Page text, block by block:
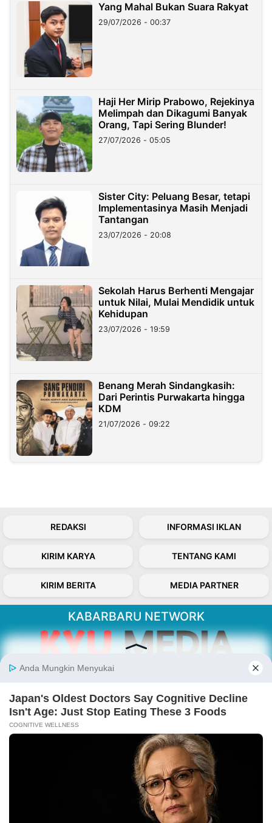
Yang Mahal Bukan Suara Rakyat
29/07/2026 - 00:37
Haji Her Mirip Prabowo, Rejekinya
Melimpah dan Dikagumi Banyak
Orang, Tapi Sering Blunder!
27/07/2026 - 05:05
Sister City: Peluang Besar, tetapi
Implementasinya Masih Menjadi
Tantangan
23/07/2026 - 20:08
Sekolah Harus Berhenti Mengajar
untuk Nilai, Mulai Mendidik untuk
Kehidupan
23/07/2026 - 19:59
Benang Merah Sindangkasih:
Dari Perintis Purwakarta hingga
KDM
21/07/2026 - 09:22
REDAKSI INFORMASI IKLAN
KIRIM KARYA TENTANG KAMI
KIRIM BERITA MEDIA PARTNER
KABARBARU NETWORK
Kabarbaru.co menyajikan berita aktual dan
inspiratif dari sudut pandang berbaik sangka
Follow Kabarbaru